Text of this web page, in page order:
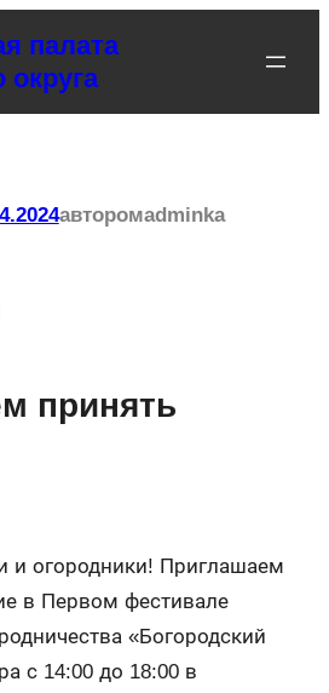
палата
округа
авторомadminka
принять
и огородники! Приглашаем
в Первом фестивале
«Богородский
с 14:00 до 18:00 в